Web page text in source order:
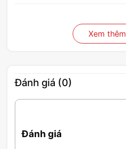
Xem thêm
Đánh giá (0)
Đánh giá